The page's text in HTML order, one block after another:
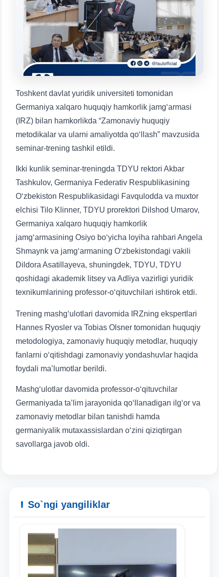
Ism va familiyangiz
Telefon raqamingiz
Pochta
Toshkent davlat yuridik universiteti tomonidan
Germaniya xalqaro huquqiy hamkorlik jamgʻarmasi
(IRZ) bilan hamkorlikda “Zamonaviy huquqiy
metodikalar va ularni amaliyotda qo‘llash” mavzusida
seminar-trening tashkil etildi.
Ikki kunlik seminar-treningda TDYU rektori Akbar
Tashkulov, Germaniya Federativ Respublikasining
O‘zbekiston Respublikasidagi Favqulodda va muxtor
elchisi Tilo Klinner, TDYU prorektori Dilshod Umarov,
Germaniya xalqaro huquqiy hamkorlik
jamgʻarmasining Osiyo bo‘yicha loyiha rahbari Angela
Shmaynk va jamg‘armaning O‘zbekistondagi vakili
Dildora Asatillayeva, shuningdek, TDYU, TDYU
qoshidagi akademik litsey va Adliya vazirligi yuridik
texnikumlarining professor-o‘qituvchilari ishtirok etdi.
Trening mashg‘ulotlari davomida IRZning ekspertlari
Hannes Ryosler va Tobias Olsner tomonidan huquqiy
metodologiya, zamonaviy huquqiy metodlar, huquqiy
fanlarni o‘qitishdagi zamonaviy yondashuvlar haqida
foydali ma’lumotlar berildi.
Mashg‘ulotlar davomida professor-o‘qituvchilar
Germaniyada ta’lim jarayonida qo‘llanadigan ilg‘or va
zamonaviy metodlar bilan tanishdi hamda
germaniyalik mutaxassislardan o‘zini qiziqtirgan
savollarga javob oldi.
So`ngi yangiliklar
1. Hujjatlar (bakalavr) (5) 2. Hujjatlar (magistr) (4)
3. Suhbat (bakalavr) (8) 4. Suhbat (magistr) (5)
6. Elektron ariza (16)
7. Call-center (4) 8. Bakalavriat kvotasi (3)
✉️ Adminga yozish